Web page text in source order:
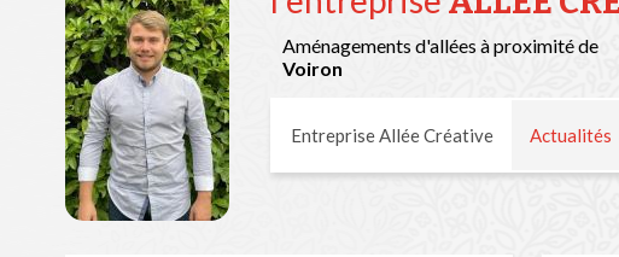
Aménagements d'allées à proximité de
Voiron
Entreprise Allée Créative Actualités